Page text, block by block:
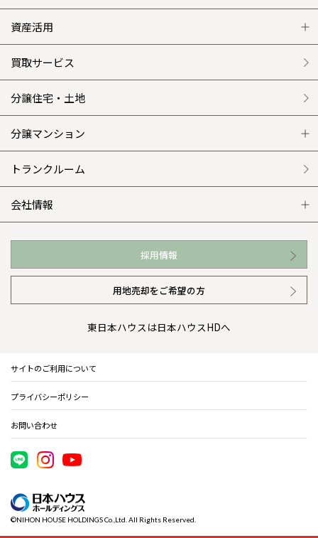
グレートステージ
クレステージ
施工事例
平屋の家
外観・インテリア集
WEB住宅展示場
お近くの展示場
イベント情報
住まいのコラム
住まいのお手入れ集
リフォーム トップ
リフォームメニュー
選ばれる理由
リフォームの流れ
介護保険利用で快適リフォーム
カタログ請求（無料）
資産活用
資産活用 トップ
賃貸併用住宅のメリット
安心のサポートシステム
商品紹介
展示場案内
買取サービス
分譲住宅・土地
分譲マンション
分譲マンション トップ
ワザックとは
高い信頼性
安心の管理体制
トランクルーム
会社情報
会社情報 トップ
ニュースリリース
会社概要
事業部紹介
IR情報
木材調達指針
採用情報
用地売却をご希望の方
東日本ハウスは日本ハウスHDへ
サイトのご利用について
プライバシーポリシー
お問い合わせ
©NIHON HOUSE HOLDINGS Co.,Ltd. All Rights Reserved.